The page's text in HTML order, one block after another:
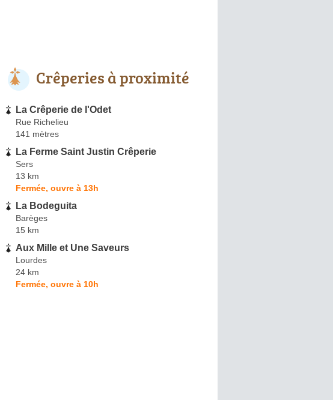
Crêperies à proximité
La Crêperie de l'Odet
Rue Richelieu
141 mètres
La Ferme Saint Justin Crêperie
Sers
13 km
Fermée, ouvre à 13h
La Bodeguita
Barèges
15 km
Aux Mille et Une Saveurs
Lourdes
24 km
Fermée, ouvre à 10h